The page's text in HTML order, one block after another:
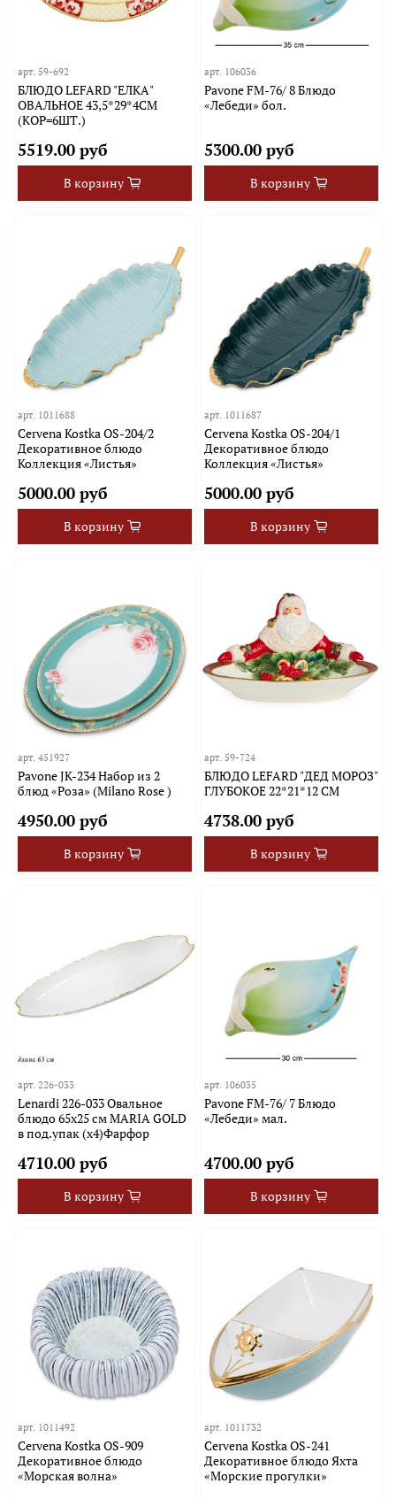
арт.59-692
БЛЮДО LEFARD "ЕЛКА"
ОВАЛЬНОЕ 43,5*29*4СМ
(КОР=6ШТ.)
5519.00 руб
В корзину
арт. 106036
Pavone FM-76/ 8 Блюдо
«Лебеди» бол.
5300.00 руб
В корзину
арт. 1011688
Cervena Kostka OS-204/2
Декоративное блюдо
Коллекция «Листья»
5000.00 руб
В корзину
арт. 1011687
Cervena Kostka OS-204/1
Декоративное блюдо
Коллекция «Листья»
5000.00 руб
В корзину
арт.451927
Pavone JK-234 Набор из 2
блюд «Роза» (Milano Rose )
4950.00 руб
В корзину
арт. 59-724
БЛЮДО LEFARD "ДЕД МОРОЗ"
ГЛУБОКОЕ 22*21*12 СМ
4738.00 руб
В корзину
арт.226-033
Lenardi 226-033 Овальное
блюдо 65х25 см MARIA GOLD
в под.упак (х4)Фарфор
4710.00 руб
В корзину
арт. 106035
Pavone FM-76/ 7 Блюдо
«Лебеди» мал.
4700.00 руб
В корзину
арт. 1011492
Cervena Kostka OS-909
Декоративное блюдо
«Морская волна»
арт. 1011732
Cervena Kostka OS-241
Декоративное блюдо Яхта
«Морские прогулки»